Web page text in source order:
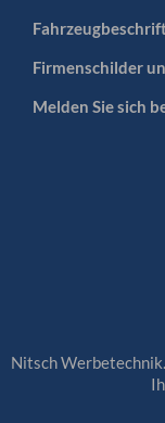
Firmenschilder
Melden Sie sich
Nitsch Werbetechnik.